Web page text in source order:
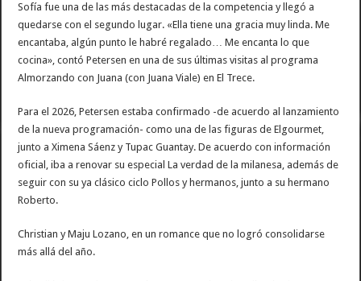
Sofía fue una de las más destacadas de la competencia y llegó a
quedarse con el segundo lugar. «Ella tiene una gracia muy linda. Me
encantaba, algún punto le habré regalado… Me encanta lo que
cocina», contó Petersen en una de sus últimas visitas al programa
Almorzando con Juana (con Juana Viale) en El Trece.
Para el 2026, Petersen estaba confirmado -de acuerdo al lanzamiento
de la nueva programación- como una de las figuras de Elgourmet,
junto a Ximena Sáenz y Tupac Guantay. De acuerdo con información
oficial, iba a renovar su especial La verdad de la milanesa, además de
seguir con su ya clásico ciclo Pollos y hermanos, junto a su hermano
Roberto.
Christian y Maju Lozano, en un romance que no logró consolidarse
más allá del año.